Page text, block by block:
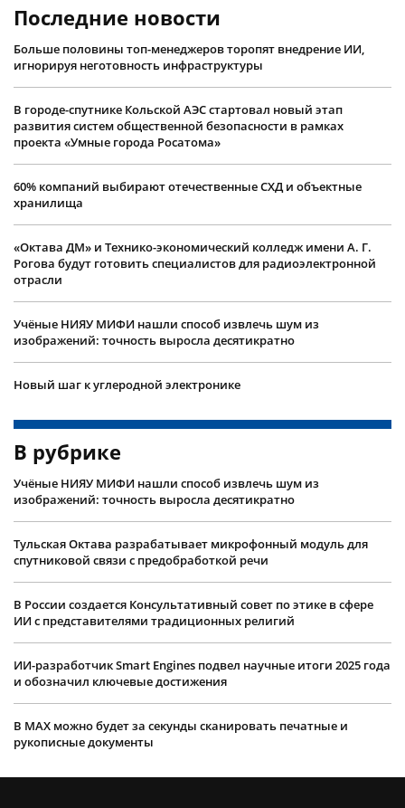
Последние новости
Больше половины топ-менеджеров торопят внедрение ИИ,
игнорируя неготовность инфраструктуры
В городе-спутнике Кольской АЭС стартовал новый этап
развития систем общественной безопасности в рамках
проекта «Умные города Росатома»
60% компаний выбирают отечественные СХД и объектные
хранилища
«Октава ДМ» и Технико-экономический колледж имени А. Г.
Рогова будут готовить специалистов для радиоэлектронной
отрасли
Учëные НИЯУ МИФИ нашли способ извлечь шум из
изображений: точность выросла десятикратно
Новый шаг к углеродной электронике
В рубрике
Учëные НИЯУ МИФИ нашли способ извлечь шум из
изображений: точность выросла десятикратно
Тульская Октава разрабатывает микрофонный модуль для
спутниковой связи с предобработкой речи
В России создается Консультативный совет по этике в сфере
ИИ с представителями традиционных религий
ИИ-разработчик Smart Engines подвел научные итоги 2025 года
и обозначил ключевые достижения
В MAX можно будет за секунды сканировать печатные и
рукописные документы